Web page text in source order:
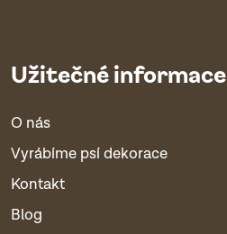
Užitečné informace
O nás
Vyrábíme psí dekorace
Kontakt
Blog